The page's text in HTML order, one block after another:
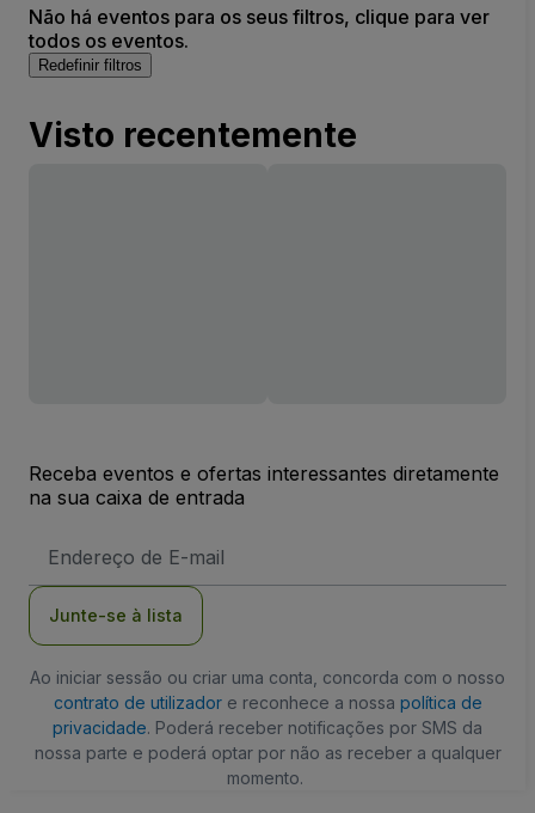
Não há eventos para os seus filtros, clique para ver
todos os eventos.
Redefinir filtros
Visto recentemente
Receba eventos e ofertas interessantes diretamente
na sua caixa de entrada
de
Junte-se à lista
Ao iniciar sessão ou criar uma conta, concorda com o nosso
contrato de utilizadore reconhece a nossa política de
privacidade. Poderá receber notificações por SMS da
nossa parte e poderá optar por não as receber a qualquer
momento.